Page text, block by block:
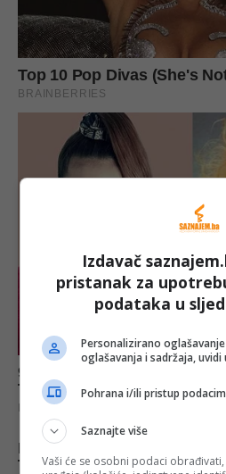
Izdavač
pristanak za
podataka u
Personalizirano
oglašavanja i sadržaja,
Pohrana i/ili pristup
Saznajte više
Vaši će se osobni podaci